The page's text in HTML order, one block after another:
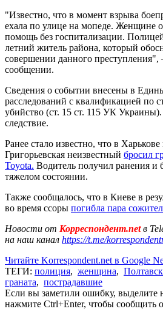
"Известно, что в момент взрыва
ехала по улице на мопеде. Женщине
помощь без госпитализации.
летний житель района, который
совершении данного преступления",
сообщении.
Сведения о событии внесены в
расследований с квалификацией по
убийство (ст. 15 ст. 115 УК
следствие.
Ранее стало известно, что в
Григорьевская неизвестный бросил
Toyota. Водитель получил ранения и
тяжелом состоянии.
Также сообщалось, что в Киеве в
во время ссоры погибла пара
Новости от Корреспондент.netв
на наш канал https://t.me/
Читайте Korrespondent.net в Google
ТЕГИ: полиция, женщина,
граната, пострадавшие
Если вы заметили ошибку, выделите
нажмите Ctrl+Enter, чтобы сообщить